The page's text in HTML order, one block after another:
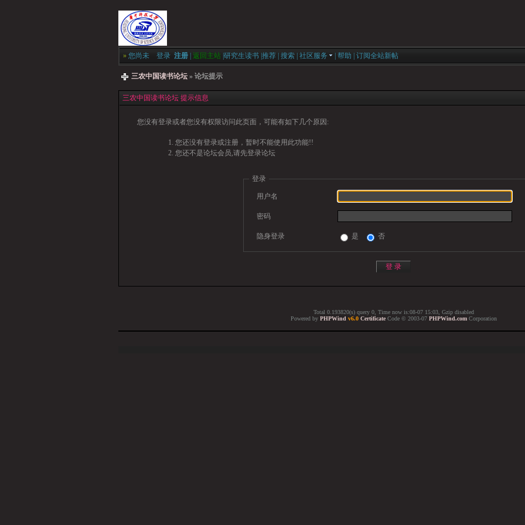
» 您尚未 登录 注册 返回主站 研究生读书 推荐 搜索 社区服务 帮助 订阅全站新帖
三农中国读书论坛 » 论坛提示
三农中国读书论坛 提示信息
您没有登录或者您没有权限访问此页面，可能有如下几个原因:
您还没有登录或注册，暂时不能使用此功能!!
您还不是论坛会员,请先登录论坛
登录
用户名
密码
隐身登录 是 否
Total 0.193820(s) query 0, Time now is:08-07 15:03, Gzip disabled
Powered by PHPWind v6.0 Certificate Code © 2003-07 PHPWind.com Corporation